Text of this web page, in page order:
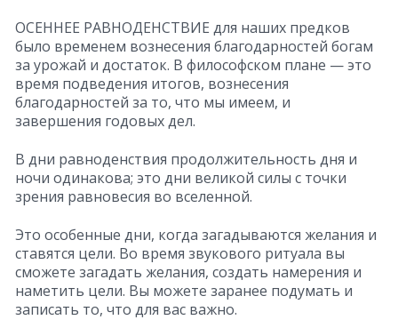
ОСЕННЕЕ РАВНОДЕНСТВИЕ для наших предков
было временем вознесения благодарностей богам
за урожай и достаток. В философском плане — это
время подведения итогов, вознесения
благодарностей за то, что мы имеем, и
завершения годовых дел.
В дни равноденствия продолжительность дня и
ночи одинакова; это дни великой силы с точки
зрения равновесия во вселенной.
Это особенные дни, когда загадываются желания и
ставятся цели. Во время звукового ритуала вы
сможете загадать желания, создать намерения и
наметить цели. Вы можете заранее подумать и
записать то, что для вас важно.